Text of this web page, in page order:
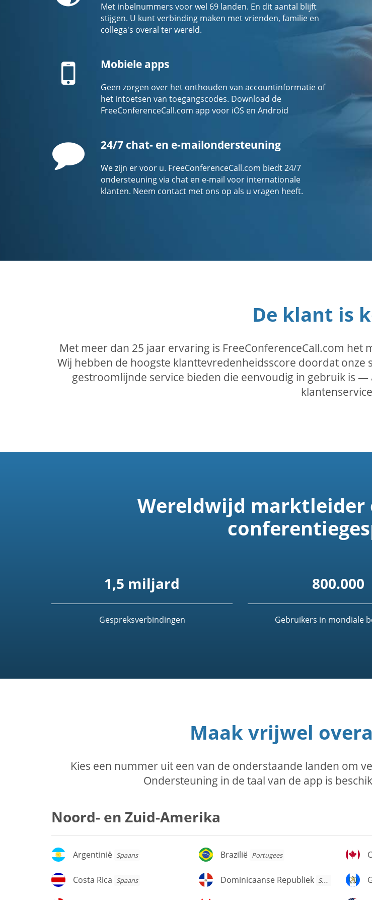
Met inbelnummers voor wel 69 landen. En dit aantal blijft
stijgen. U kunt verbinding maken met vrienden, familie en
collega's overal ter wereld.
Mobile Mobiele apps
Geen zorgen over het onthouden van accountinformatie of
het intoetsen van toegangscodes. Download de
FreeConferenceCall.com app voor iOS en Android
Comment
24/7 chat- en e-mailondersteuning
We zijn er voor u. FreeConferenceCall.com biedt 24/7
ondersteuning via chat en e-mail voor internationale
klanten. Neem contact met ons op als u vragen heeft.
De klant is
Met meer dan 25 jaar ervaring is FreeConferenceCall.com
Wij hebben de hoogste klanttevredenheidsscore doordat onze
gestroomlijnde service bieden die eenvoudig in gebruik is
Wereldwijd marktleider
1,5 miljard
Gespreksverbindingen
800.000
Gebruikers in mondiale
Maak vrijwel
Kies een nummer uit een van de onderstaande landen om
Ondersteuning in de taal van de app is
Noord- en Zuid-Amerika
Argentinië
Argentinië Spaans Brazilië
Brazilië Portugees
Costa
Costa Rica Spaans
Dominicaanse
Dominicaanse Republiek Spaans